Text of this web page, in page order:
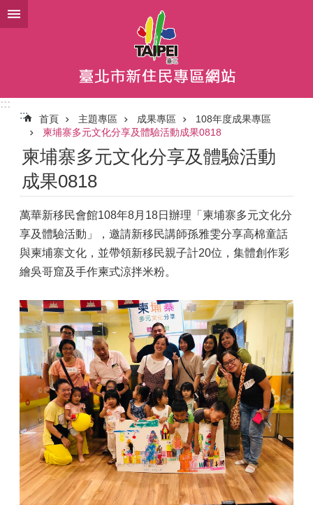
跳到主要內容區塊
:::
:::
首頁 主題專區 成果專區
108年度成果專區
柬埔寨多元文化分享及體驗活動成果0818
柬埔寨多元文化分享及體驗活動
成果0818
萬華新移民會館108年8月18日辦理「柬埔寨多元文化分
享及體驗活動」，邀請新移民講師孫雅雯分享高棉童話
與柬埔寨文化，並帶領新移民親子計20位，集體創作彩
繪吳哥窟及手作柬式涼拌米粉。